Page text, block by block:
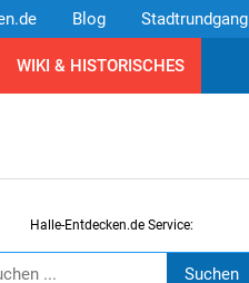
Stadtrundgang
Blog
WIKI & HISTORISCHES
Halle-Entdecken.de Service: